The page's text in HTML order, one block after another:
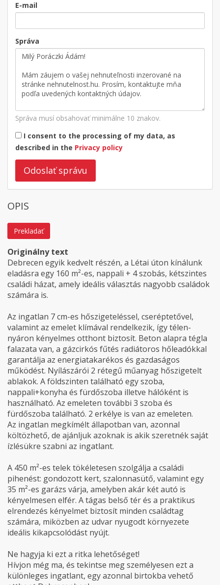
E-mail
Správa
Správa musí obsahovať minimálne 10 znakov.
I consent to the processing of my data, as
described in the Privacy policy
Odoslať správu
OPIS
Prekladať
Originálny text
Debrecen egyik kedvelt részén, a Létai úton kínálunk
eladásra egy 160 m²-es, nappali + 4 szobás, kétszintes
családi házat, amely ideális választás nagyobb családok
számára is.
Az ingatlan 7 cm-es hőszigeteléssel, cseréptetővel,
valamint az emelet klímával rendelkezik, így télen-
nyáron kényelmes otthont biztosít. Beton alapra tégla
falazata van, a gázcirkós fűtés radiátoros hőleadókkal
garantálja az energiatakarékos és gazdaságos
működést. Nyílászárói 2 rétegű műanyag hőszigetelt
ablakok. A földszinten található egy szoba,
nappali+konyha és fürdőszoba illetve hálóként is
használható. Az emeleten további 3 szoba és
fürdőszoba található. 2 erkélye is van az emeleten.
Az ingatlan megkímélt állapotban van, azonnal
költözhető, de ajánljuk azoknak is akik szeretnék saját
ízlésükre szabni az ingatlant.
A 450 m²-es telek tökéletesen szolgálja a családi
pihenést: gondozott kert, szalonnasütő, valamint egy
35 m²-es garázs várja, amelyben akár két autó is
kényelmesen elfér. A tágas belső tér és a praktikus
elrendezés kényelmet biztosít minden családtag
számára, miközben az udvar nyugodt környezete
ideális kikapcsolódást nyújt.
Ne hagyja ki ezt a ritka lehetőséget!
Hívjon még ma, és tekintse meg személyesen ezt a
különleges ingatlant, egy azonnal birtokba vehető